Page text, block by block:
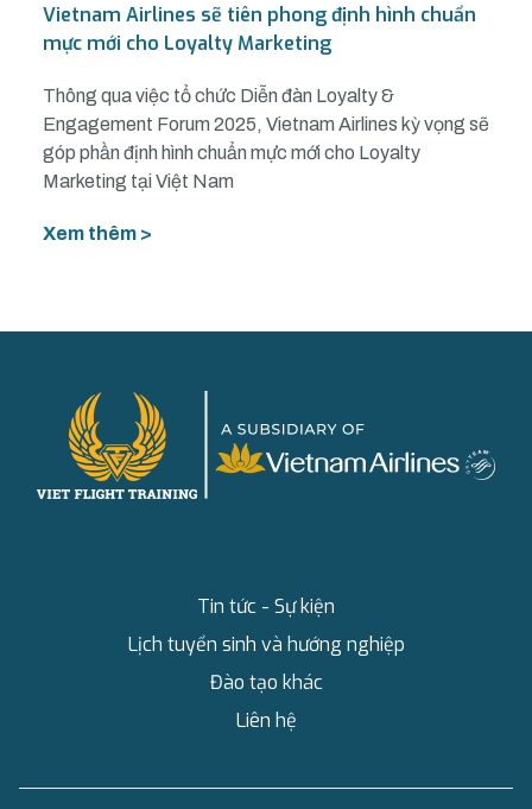
Vietnam Airlines sẽ tiên phong định hình chuẩn
mực mới cho Loyalty Marketing
Thông qua việc tổ chức Diễn đàn Loyalty &
Engagement Forum 2025, Vietnam Airlines kỳ vọng sẽ
góp phần định hình chuẩn mực mới cho Loyalty
Marketing tại Việt Nam
Xem thêm >
Tin tức - Sự kiện
Lịch tuyển sinh và hướng nghiệp
Đào tạo khác
Liên hệ